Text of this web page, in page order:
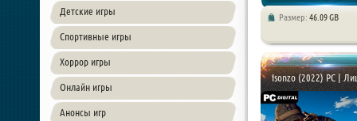
Детские игры
Спортивные игры
Хоррор игры
Онлайн игры
Анонсы игр
Размер: 46.09 GB
Isonzo (2022) PC |